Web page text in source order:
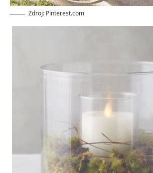
Zdroj: Pinterest.com